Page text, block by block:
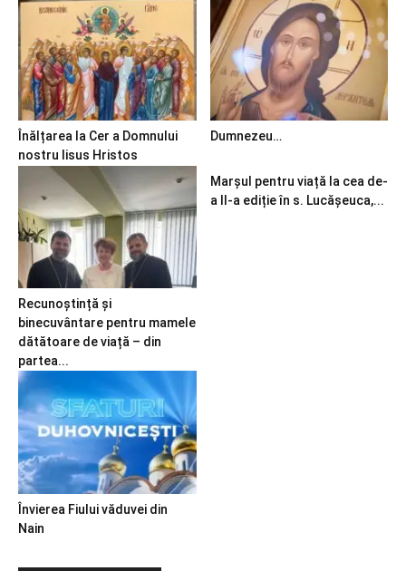
Înălțarea la Cer a Domnului
nostru Iisus Hristos
Dumnezeu…
Recunoștință și
binecuvântare pentru mamele
dătătoare de viață – din
partea...
Marșul pentru viață la cea de-
a II-a ediție în s. Lucășeuca,...
Învierea Fiului văduvei din
Nain